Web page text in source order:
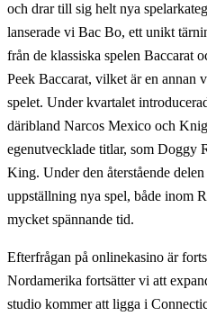
och drar till sig helt nya
lanserade vi Bac Bo, ett unikt
från de klassiska spelen Baccarat
Peek Baccarat, vilket är en annan
spelet. Under kvartalet
däribland Narcos Mexico och
egenutvecklade titlar, som Doggy
King. Under den återstående
uppställning nya spel, både inom
mycket spännande tid.
Efterfrågan på onlinekasino är
Nordamerika fortsätter vi att
studio kommer att ligga i